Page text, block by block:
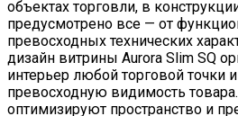
объектах торговли, в
предусмотрено все — от
превосходных технических
дизайн витрины Aurora Slim SQ
интерьер любой торговой точки
превосходную видимость
оптимизируют пространство и